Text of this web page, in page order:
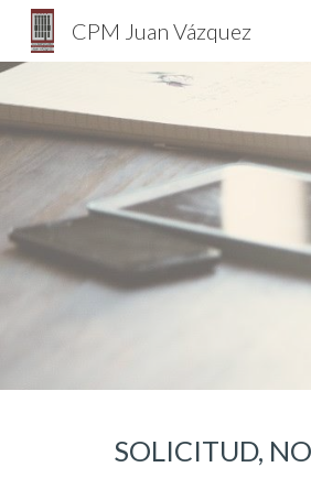
CPM Juan Vázquez
SOLICITUD,